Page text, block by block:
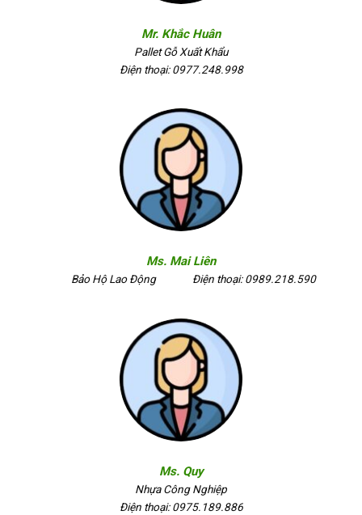
Mr. Khắc Huân
Pallet Gỗ Xuất Khẩu
Điện thoại: 0977.248.998
Ms. Mai Liên
Bảo Hộ Lao Động Điện thoại: 0989.218.590
Ms. Quy
Nhựa Công Nghiệp
Điện thoại: 0975.189.886